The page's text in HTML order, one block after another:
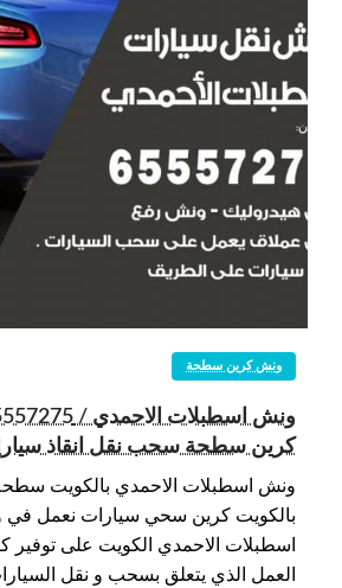
ونش كرين سطحة
كرين سطحة سحب نقل انقاذ
ونش اسطبلات الاحمدي بالكويت
بالكويت كرين سحي سيارات نعمل
اسطبلات الاحمدي الكويت على
العمل الذي يتعلق بسحب و نقل